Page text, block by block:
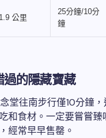
1.9 公里
25分鐘/10分
鐘
的隱藏寶藏
堂往南步行僅10分鐘
和食材。一定要嘗嘗臻
經常早早售罄。